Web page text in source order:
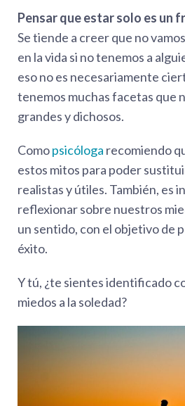
Pensar que estar solo es un
Se tiende a creer que no
en la vida si no tenemos a
eso no es necesariamente
tenemos muchas facetas que
grandes y dichosos.
Comopsicóloga recomiendo
estos mitos para poder
realistas y útiles. También, es
reflexionar sobre nuestros
un sentido, con el objetivo de
éxito.
Y tú, ¿te sientes identificado
miedos a la soledad?